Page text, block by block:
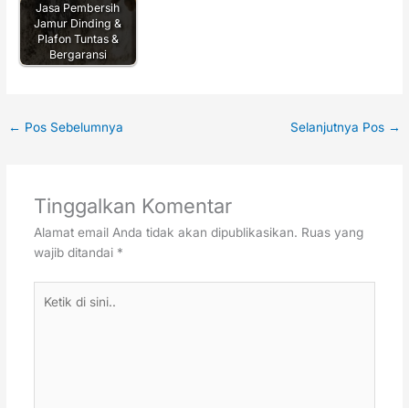
Jasa Pembersih
Jamur Dinding &
Plafon Tuntas &
Bergaransi
← Pos Sebelumnya Selanjutnya Pos →
Tinggalkan Komentar
Alamat email Anda tidak akan dipublikasikan. Ruas yang
wajib ditandai *